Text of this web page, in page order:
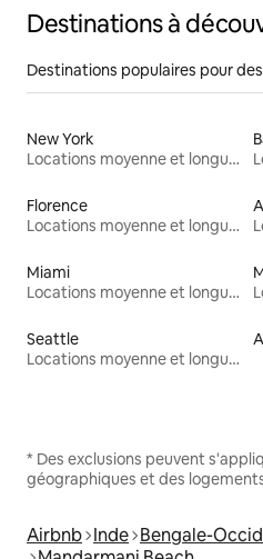
Destinations à
Destinations populaires pour
New York
Locations moyenne et longue durée
Florence
Locations moyenne et longue durée
Miami
Locations moyenne et longue durée
Seattle
Locations moyenne et longue durée
* Des exclusions peuvent
géographiques et des
Airbnb Inde Bengale-